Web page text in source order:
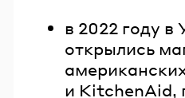
в 2022 году в
открылись
и KitchenAid,